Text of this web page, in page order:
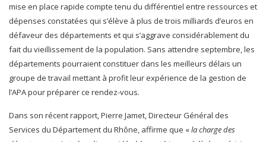
mise en place rapide compte tenu du différentiel entre ressources et
dépenses constatées qui s’élève à plus de trois milliards d’euros en
défaveur des départements et qui s’aggrave considérablement du
fait du vieillissement de la population. Sans attendre septembre, les
départements pourraient constituer dans les meilleurs délais un
groupe de travail mettant à profit leur expérience de la gestion de
l’APA pour préparer ce rendez-vous.
Dans son récent rapport, Pierre Jamet, Directeur Général des
Services du Département du Rhône, affirme que «la charge des